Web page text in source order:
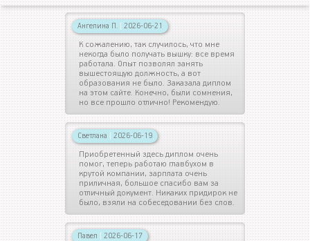
Ангелина П. | 2026-06-21
К сожалению, так случилось, что мне
некогда было получать вышку: все время
работала. Опыт позволял занять
вышестоящую должность, а вот
образования не было. Заказала диплом
на этом сайте. Конечно, были сомнения,
но все прошло отлично! Рекомендую.
Светлана | 2026-06-19
Приобретенный здесь диплом очень
помог, теперь работаю главбухом в
крутой компании, зарплата очень
приличная, большое спасибо вам за
отличный документ. Никаких придирок не
было, взяли на собеседовании без слов.
Павел | 2026-06-17